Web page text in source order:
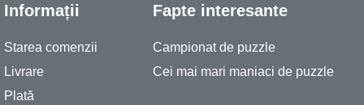
Informații
Starea comenzii
Livrare
Plată
Fapte interesante
Campionat de puzzle
Cei mai mari maniaci de puzzle